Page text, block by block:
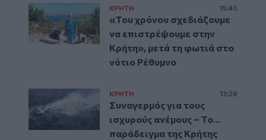
ΚΡΗΤΗ 15:40
«Του χρόνου σχεδιάζουμε
να επιστρέψουμε στην
Κρήτη», μετά τη φωτιά στο
νότιο Ρέθυμνο
ΚΡΗΤΗ 13:28
Συναγερμός για τους
ισχυρούς ανέμους – Το...
παράδειγμα της Κρήτης